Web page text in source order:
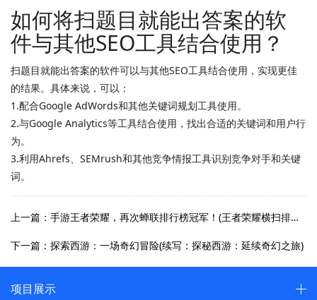
如何将扫题目就能出答案的软
件与其他SEO工具结合使用？
扫题目就能出答案的软件可以与其他SEO工具结合使用，实现更佳
的结果。具体来说，可以：
1.配合Google AdWords和其他关键词规划工具使用。
2.与Google Analytics等工具结合使用，找出合适的关键词和用户行
为。
3.利用Ahrefs、SEMrush和其他竞争情报工具识别竞争对手和关键
词。
上一篇：手游王者荣耀，再次蝉联排行榜冠军！(王者荣耀横扫排行榜，稳坐冠军宝座！)
下一篇：探索西游：一场奇幻冒险(续写：探秘西游：延续奇幻之旅)
项目展示